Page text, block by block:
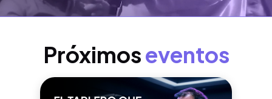
Próximoseventos